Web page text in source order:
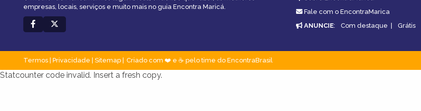
empresas, locais, serviços e muito mais no guia Encontra Maricá.
Fale com o EncontraMarica
ANUNCIE: Com destaque | Grátis
Termos Privacidade Sitemap Criado com ❤️ e ☕ pelo time do EncontraBrasil
Statcounter code invalid. Insert a fresh copy.